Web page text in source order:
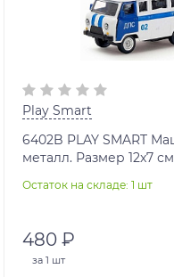
Play Smart
6402B PLAY SMART Машинка "УАЗ"
металл. Размер 12x7 см
Остаток на складе: 1 шт
480 ₽
за 1 шт